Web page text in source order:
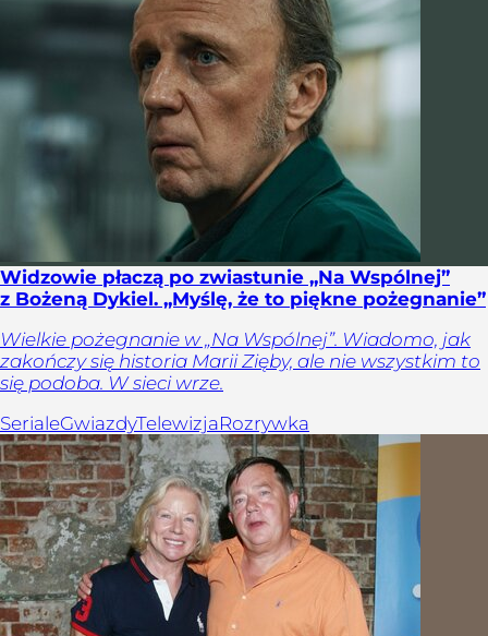
Widzowie płaczą po zwiastunie „Na Wspólnej”
z Bożeną Dykiel. „Myślę, że to piękne pożegnanie”
Wielkie pożegnanie w „Na Wspólnej”. Wiadomo, jak
zakończy się historia Marii Zięby, ale nie wszystkim to
się podoba. W sieci wrze.
SerialeGwiazdyTelewizjaRozrywka